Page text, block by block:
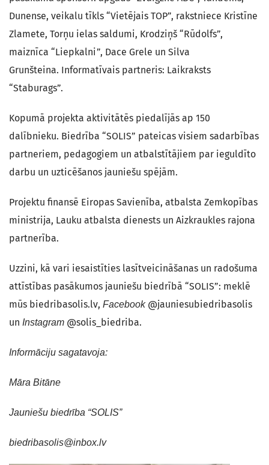
Dunense, veikalu tīkls “Vietējais TOP”, rakstniece Kristīne
Zlamete, Torņu ielas saldumi, Krodziņš “Rūdolfs”,
maiznīca “Liepkalni”, Dace Grele un Silva
Grunšteina. Informatīvais partneris: Laikraksts
“Staburags”.
Kopumā projekta aktivitātēs piedalījās ap 150
dalībnieku. Biedrība “SOLIS” pateicas visiem sadarbības
partneriem, pedagogiem un atbalstītājiem par ieguldīto
darbu un uzticēšanos jauniešu spējām.
Projektu finansē Eiropas Savienība, atbalsta Zemkopības
ministrija, Lauku atbalsta dienests un Aizkraukles rajona
partnerība.
Uzzini, kā vari iesaistīties lasītveicināšanas un radošuma
attīstības pasākumos jauniešu biedrībā “SOLIS”: meklē
mūs biedribasolis.lv, Facebook@jauniesubiedribasolis
un Instagram @solis_biedriba.
Informāciju sagatavoja:
Māra Bitāne
Jauniešu biedrība “SOLIS”
biedribasolis@inbox.lv